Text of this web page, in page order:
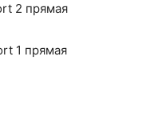
2 прямая
1 прямая